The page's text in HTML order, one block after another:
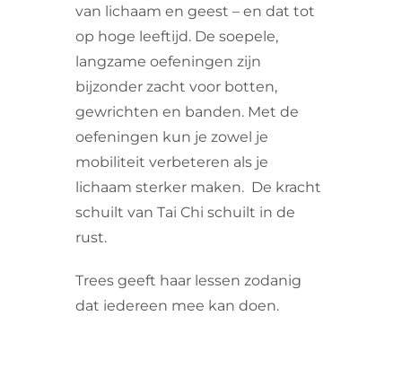
van lichaam en geest – en dat tot
op hoge leeftijd. De soepele,
langzame oefeningen zijn
bijzonder zacht voor botten,
gewrichten en banden. Met de
oefeningen kun je zowel je
mobiliteit verbeteren als je
lichaam sterker maken. De kracht
schuilt van Tai Chi schuilt in de
rust.
Trees geeft haar lessen zodanig
dat iedereen mee kan doen.